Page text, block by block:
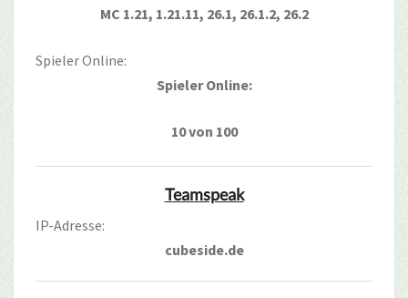
MC 1.21, 1.21.11, 26.1, 26.1.2, 26.2
Spieler Online:
Spieler Online:
10 von 100
Teamspeak
IP-Adresse:
cubeside.de